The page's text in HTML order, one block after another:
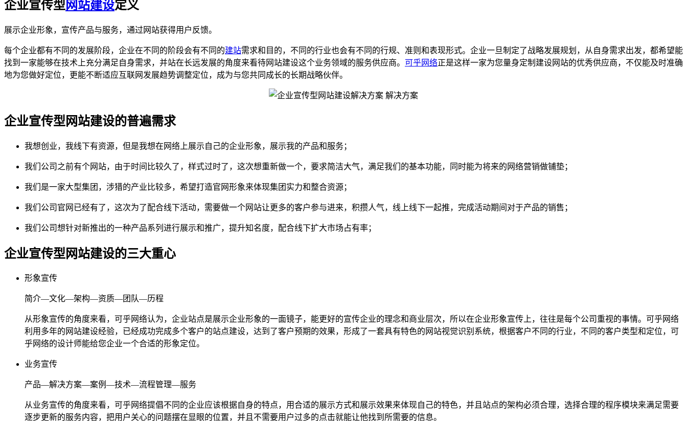
企业宣传型 网站建设定义
展示企业形象，宣传产品与服务，通过网站获得用户反馈。
每个企业都有不同的发展阶段，企业在不同的阶段会有不同的建站需求和目的，不同的行业也会有不同的行规、准则和表现形式。企业一旦制定了战略发展规划，从自身需求出发，都希望能
找到一家能够在技术上充分满足自身需求，并站在长远发展的角度来看待网站建设这个业务领域的服务供应商。 可乎网络正是这样一家为您量身定制建设网站的优秀供应商，不仅能及时准确
地为您做好定位，更能不断适应互联网发展趋势调整定位，成为与您共同成长的长期战略伙伴。
企业宣传型网站建设的普遍需求
我想创业，我线下有资源，但是我想在网络上展示自己的企业形象，展示我的产品和服务；
我们公司之前有个网站，由于时间比较久了，样式过时了，这次想重新做一个，要求简洁大气，满足我们的基本功能，同时能为将来的网络营销做铺垫；
我们是一家大型集团，涉猎的产业比较多，希望打造官网形象来体现集团实力和整合资源；
我们公司官网已经有了，这次为了配合线下活动，需要做一个网站让更多的客户参与进来，积攒人气，线上线下一起推，完成活动期间对于产品的销售；
我们公司想针对新推出的一种产品系列进行展示和推广，提升知名度，配合线下扩大市场占有率；
企业宣传型网站建设的三大重心
形象宣传
简介—文化—架构—资质—团队—历程
从形象宣传的角度来看，可乎网络认为，企业站点是展示企业形象的一面镜子，能更好的宣传企业的理念和商业层次，所以在企业形象宣传上，往往是每个公司重视的事情。可乎网络
利用多年的网站建设经验，已经成功完成多个客户的站点建设，达到了客户预期的效果，形成了一套具有特色的网站视觉识别系统，根据客户不同的行业，不同的客户类型和定位，可
乎网络的设计师能给您企业一个合适的形象定位。
业务宣传
产品—解决方案—案例—技术—流程管理—服务
从业务宣传的角度来看，可乎网络提倡不同的企业应该根据自身的特点，用合适的展示方式和展示效果来体现自己的特色，并且站点的架构必须合理，选择合理的程序模块来满足需要
逐步更新的服务内容，把用户关心的问题摆在显眼的位置，并且不需要用户过多的点击就能让他找到所需要的信息。